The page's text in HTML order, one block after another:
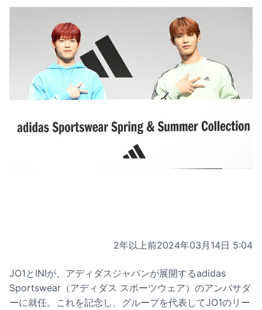
2年以上前2024年03月14日 5:04
JO1とINIが、アディダスジャパンが展開するadidas
Sportswear（アディダス スポーツウェア）のアンバサダ
ーに就任。これを記念し、グループを代表してJO1のリー